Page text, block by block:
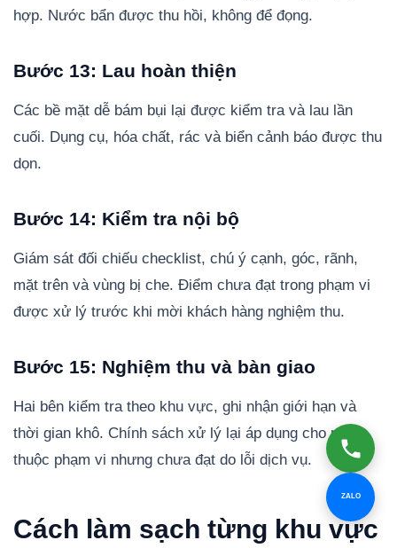
hợp. Nước bẩn được thu hồi, không để đọng.
Bước 13: Lau hoàn thiện
Các bề mặt dễ bám bụi lại được kiểm tra và lau lần
cuối. Dụng cụ, hóa chất, rác và biển cảnh báo được thu
dọn.
Bước 14: Kiểm tra nội bộ
Giám sát đối chiếu checklist, chú ý cạnh, góc, rãnh,
mặt trên và vùng bị che. Điểm chưa đạt trong phạm vi
được xử lý trước khi mời khách hàng nghiệm thu.
Bước 15: Nghiệm thu và bàn giao
Hai bên kiểm tra theo khu vực, ghi nhận giới hạn và
thời gian khô. Chính sách xử lý lại áp dụng cho phần
thuộc phạm vi nhưng chưa đạt do lỗi dịch vụ.
Cách làm sạch từng khu vực
ZALO